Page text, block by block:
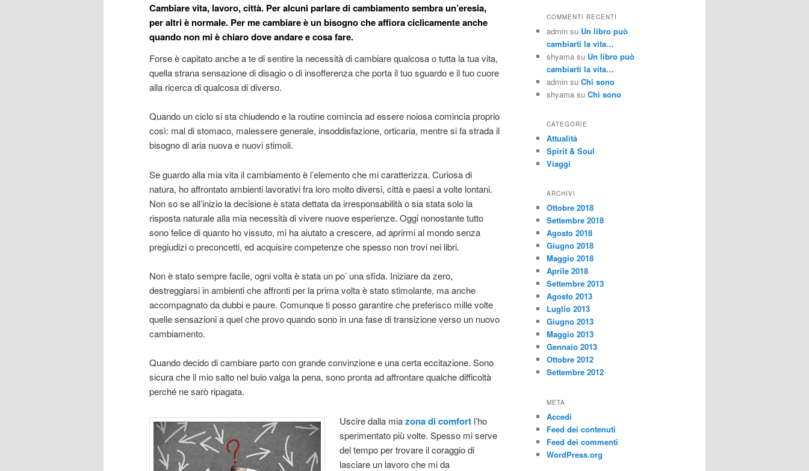
Cambiare vita, lavoro, città. Per alcuni parlare di cambiamento sembra un’eresia,
per altri è normale. Per me cambiare è un bisogno che affiora ciclicamente anche
quando non mi è chiaro dove andare e cosa fare.
Forse è capitato anche a te di sentire la necessità di cambiare qualcosa o tutta la tua vita,
quella strana sensazione di disagio o di insofferenza che porta il tuo sguardo e il tuo cuore
alla ricerca di qualcosa di diverso.
Quando un ciclo si sta chiudendo e la routine comincia ad essere noiosa comincia proprio
così: mal di stomaco, malessere generale, insoddisfazione, orticaria, mentre si fa strada il
bisogno di aria nuova e nuovi stimoli.
Se guardo alla mia vita il cambiamento è l’elemento che mi caratterizza. Curiosa di
natura, ho affrontato ambienti lavorativi fra loro molto diversi, città e paesi a volte lontani.
Non so se all’inizio la decisione è stata dettata da irresponsabilità o sia stata solo la
risposta naturale alla mia necessità di vivere nuove esperienze. Oggi nonostante tutto
sono felice di quanto ho vissuto, mi ha aiutato a crescere, ad aprirmi al mondo senza
pregiudizi o preconcetti, ed acquisire competenze che spesso non trovi nei libri.
Non è stato sempre facile, ogni volta è stata un po’ una sfida. Iniziare da zero,
destreggiarsi in ambienti che affronti per la prima volta è stato stimolante, ma anche
accompagnato da dubbi e paure. Comunque ti posso garantire che preferisco mille volte
quelle sensazioni a quel che provo quando sono in una fase di transizione verso un nuovo
cambiamento.
Quando decido di cambiare parto con grande convinzione e una certa eccitazione. Sono
sicura che il mio salto nel buio valga la pena, sono pronta ad affrontare qualche difficoltà
perché ne sarò ripagata.
Uscire dalla miazona di comfort l’ho
sperimentato più volte. Spesso mi serve
del tempo per trovare il coraggio di
lasciare un lavoro che mi da
COMMENTI RECENTI
admin su Un libro può
cambiarti la vita…
shyama su Un libro può
cambiarti la vita…
admin su Chi sono
shyama su Chi sono
CATEGORIE
Attualità
Spirit & Soul
Viaggi
ARCHIVI
Ottobre 2018
Settembre 2018
Agosto 2018
Giugno 2018
Maggio 2018
Aprile 2018
Settembre 2013
Agosto 2013
Luglio 2013
Giugno 2013
Maggio 2013
Gennaio 2013
Ottobre 2012
Settembre 2012
META
Accedi
Feed dei contenuti
Feed dei commenti
WordPress.org